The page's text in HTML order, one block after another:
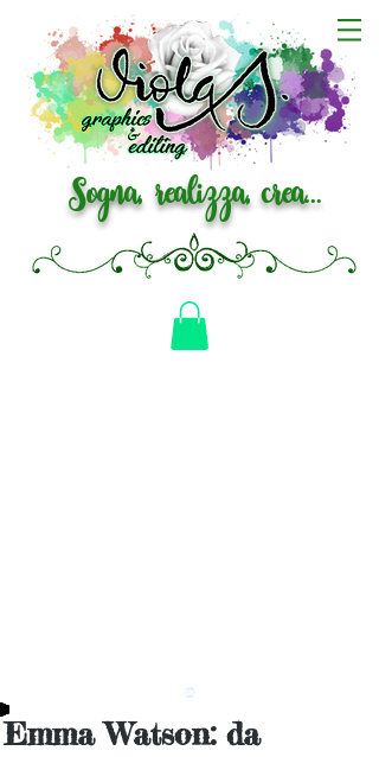
Sogna, realizza, crea...
Emma Watson: da